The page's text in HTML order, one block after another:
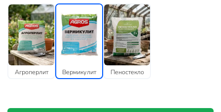
Агроперлит Вермикулит Пеностекло